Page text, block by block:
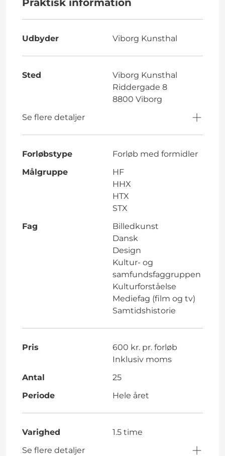
Udbyder Viborg Kunsthal
Sted
Viborg Kunsthal
Riddergade 8
8800 Viborg
Se flere detaljer
Forløbstype
Forløb med formidler
Målgruppe
HF
HHX
HTX
STX
Fag
Billedkunst
Dansk
Design
Kultur- og
samfundsfaggruppen
Kulturforståelse
Mediefag (film og tv)
Samtidshistorie
Pris
600 kr. pr. forløb
Inklusiv moms
Antal
25
Periode
Hele året
Varighed
1.5 time
Se flere detaljer